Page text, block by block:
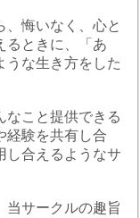
、悔いなく、心と
るときに、「あ
うな生き方をした
なこと提供できる
経験を共有し合
し合えるようなサ
当サークルの趣旨